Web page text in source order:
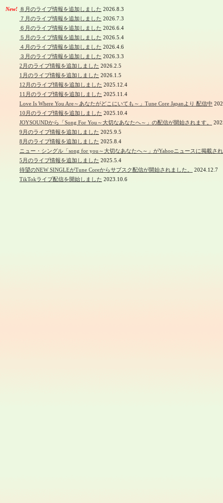
New! ８月のライブ情報を追加しました 2026.8.3
７月のライブ情報を追加しました 2026.7.3
６月のライブ情報を追加しました 2026.6.4
５月のライブ情報を追加しました 2026.5.4
４月のライブ情報を追加しました 2026.4.6
３月のライブ情報を追加しました 2026.3.3
2月のライブ情報を追加しました 2026.2.5
1月のライブ情報を追加しました 2026.1.5
12月のライブ情報を追加しました 2025.12.4
11月のライブ情報を追加しました 2025.11.4
Love Is Where You Are～あなたがどこにいても～」Tune Core Japanより 配信中
10月のライブ情報を追加しました 2025.10.4
JOYSOUNDから「Song For You～大切なあなたへ～」の配信が開始されます。
9月のライブ情報を追加しました 2025.9.5
8月のライブ情報を追加しました 2025.8.4
ニュー・シングル「song for you～大切なあなたへ～」がYahooニュースに掲載さ
5月のライブ情報を追加しました 2025.5.4
待望のNEW SINGLEがTune Coreからサブスク配信が開始されました。
2024.12.7
TikTokライブ配信を開始しました 2023.10.6